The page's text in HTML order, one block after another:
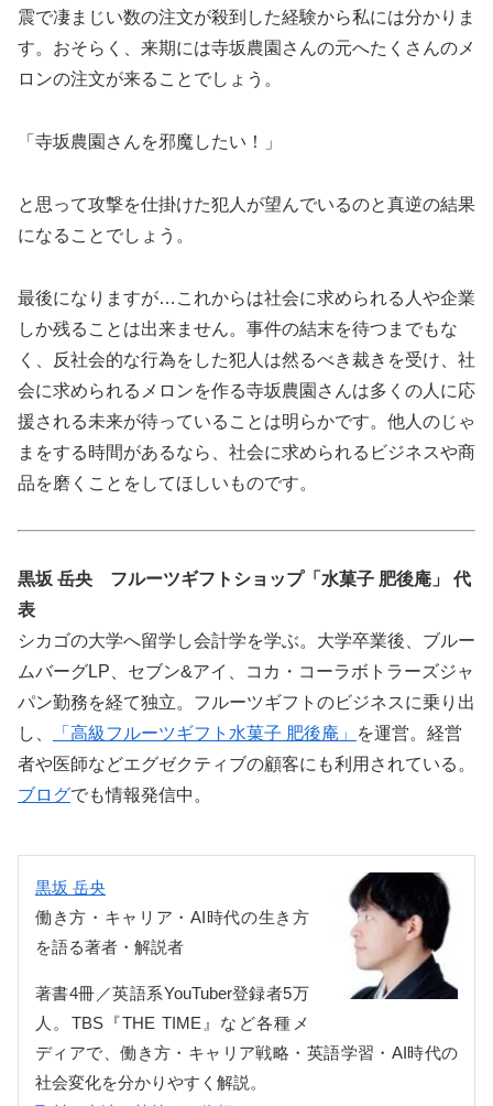
震で凄まじい数の注文が殺到した経験から私には分かりま
す。おそらく、来期には寺坂農園さんの元へたくさんのメ
ロンの注文が来ることでしょう。
「寺坂農園さんを邪魔したい！」
と思って攻撃を仕掛けた犯人が望んでいるのと真逆の結果
になることでしょう。
最後になりますが…これからは社会に求められる人や企業
しか残ることは出来ません。事件の結末を待つまでもな
く、反社会的な行為をした犯人は然るべき裁きを受け、社
会に求められるメロンを作る寺坂農園さんは多くの人に応
援される未来が待っていることは明らかです。他人のじゃ
まをする時間があるなら、社会に求められるビジネスや商
品を磨くことをしてほしいものです。
黒坂 岳央 フルーツギフトショップ「水菓子 肥後庵」 代
表
シカゴの大学へ留学し会計学を学ぶ。大学卒業後、ブルー
ムバーグLP、セブン&アイ、コカ・コーラボトラーズジャ
パン勤務を経て独立。フルーツギフトのビジネスに乗り出
し、
「高級フルーツギフト水菓子 肥後庵」
を運営。経営
者や医師などエグゼクティブの顧客にも利用されている。
ブログでも情報発信中。
黒坂 岳央
働き方・キャリア・AI時代の生き方
を語る著者・解説者
著書4冊／英語系YouTuber登録者5万
人。TBS『THE TIME』など各種メ
ディアで、働き方・キャリア戦略・英語学習・AI時代の
社会変化を分かりやすく解説。